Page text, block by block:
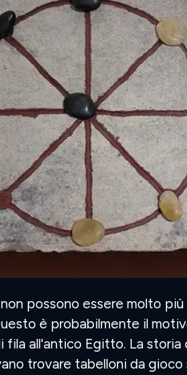
possono essere molto più
è probabilmente il
fila all'antico Egitto. La storia
trovare tabelloni da gioco